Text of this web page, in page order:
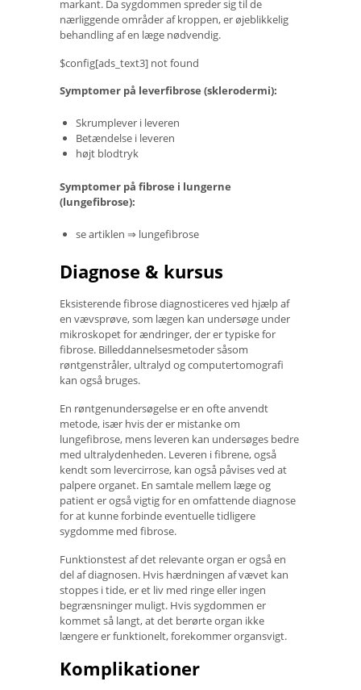
markant. Da sygdommen spreder sig til de
nærliggende områder af kroppen, er øjeblikkelig
behandling af en læge nødvendig.
$config[ads_text3] not found
Symptomer på leverfibrose (sklerodermi):
Skrumplever i leveren
Betændelse i leveren
højt blodtryk
Symptomer på fibrose i lungerne
(lungefibrose):
se artiklen ⇒ lungefibrose
Diagnose & kursus
Eksisterende fibrose diagnosticeres ved hjælp af
en vævsprøve, som lægen kan undersøge under
mikroskopet for ændringer, der er typiske for
fibrose. Billeddannelsesmetoder såsom
røntgenstråler, ultralyd og computertomografi
kan også bruges.
En røntgenundersøgelse er en ofte anvendt
metode, især hvis der er mistanke om
lungefibrose, mens leveren kan undersøges bedre
med ultralydenheden. Leveren i fibrene, også
kendt som levercirrose, kan også påvises ved at
palpere organet. En samtale mellem læge og
patient er også vigtig for en omfattende diagnose
for at kunne forbinde eventuelle tidligere
sygdomme med fibrose.
Funktionstest af det relevante organ er også en
del af diagnosen. Hvis hærdningen af ​​vævet kan
stoppes i tide, er et liv med ringe eller ingen
begrænsninger muligt. Hvis sygdommen er
kommet så langt, at det berørte organ ikke
længere er funktionelt, forekommer organsvigt.
Komplikationer